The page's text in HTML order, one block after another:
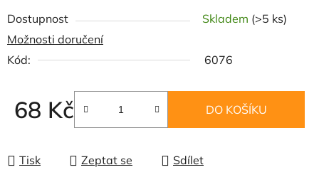
Dostupnost Skladem (>5 ks)
Možnosti doručení
Kód:
6076
68 Kč
Měrná cena:
DO KOŠÍKU
Tisk Zeptat se Sdílet